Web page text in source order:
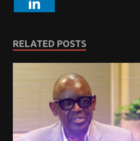
RELATED POSTS